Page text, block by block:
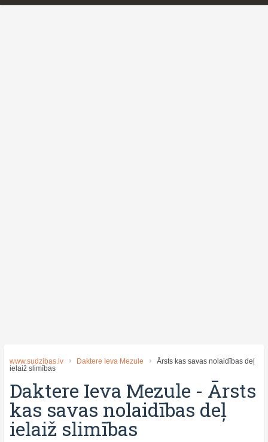
www.sudzibas.lv Daktere Ieva Mezule
Ārsts kas savas nolaidības deļ
ielaiž slimības
Daktere Ieva Mezule - Ārsts
kas savas nolaidības deļ
ielaiž slimības